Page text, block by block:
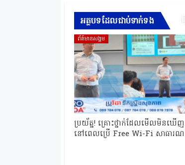
អត្ថបទដែលជាប់ទាក់ទង
ព័ត៍មានសង្គម
ប្រយ័ត្ន! គ្រោះថ្នាក់ដែលមើលមិនឃើញ
នៅពេលប្រើ Free Wi-Fi សាធារណ